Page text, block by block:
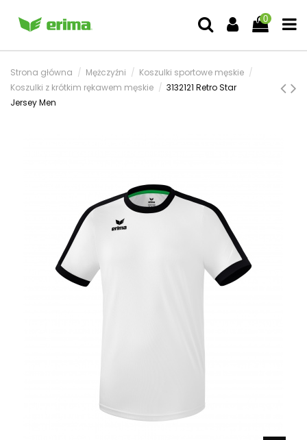
0
Strona główna Mężczyźni
Koszulki sportowe męskie
Koszulki z krótkim rękawem męskie
3132121 Retro Star
Jersey Men